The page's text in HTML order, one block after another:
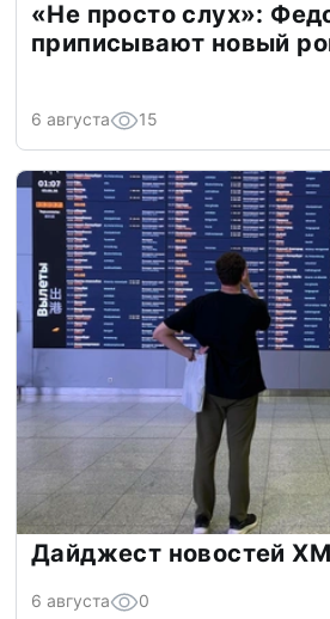
«Не просто слух»:
приписывают новый
6 августа 15
Дайджест новостей
6 августа 0